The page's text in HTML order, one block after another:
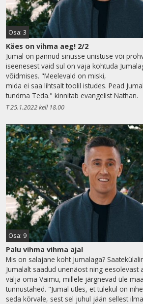
Osa: 3
Käes on vihma aeg! 2/2
Jumal on pannud sinusse unistuse või
iseenesest vaid sul on vaja kohtuda
võidmises. "Meelevald on miski,
mida ei saa lihtsalt toolil istudes. Pead
tundma Teda." kinnitab evangelist Nathan.
T 25.1.2022 kell 18.00
Osa: 9
Palu vihma vihma ajal
Mis on salajane koht Jumalaga?
Jumalalt saadud unenäost ning eesolevast
välja oma Vaimu, millele järgnevad üle
tunnustähed. "Jumal ütles, et tulekul on
seda kõrvale, sest sel juhul jään sellest